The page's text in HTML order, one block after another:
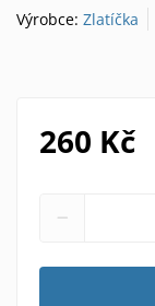
Výrobce: Zlatíčka
260 Kč